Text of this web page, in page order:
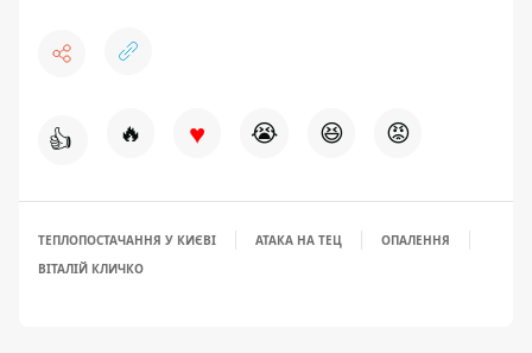
👍 🔥 ♥ 😭 😆 😡
ТЕПЛОПОСТАЧАННЯ У КИЄВІ АТАКА НА ТЕЦ
ОПАЛЕННЯ
ВІТАЛІЙ КЛИЧКО